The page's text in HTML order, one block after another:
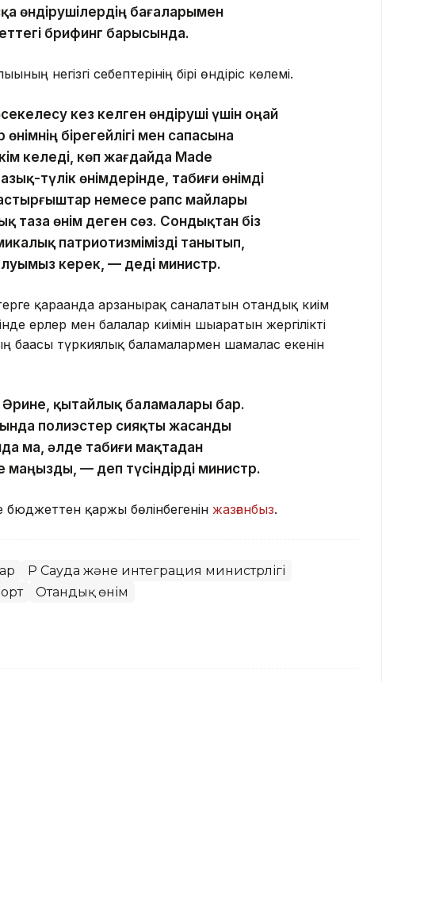
өндірушілердің бағаларымен
брифинг барысында.
негізгі себептерінің бірі өндіріс көлемі.
кез келген өндіруші үшін оңай
бірегейлігі мен сапасына
келеді, көп жағдайда Made
түлік өнімдерінде, табиғи өнімді
немесе рапс майлары
таза өнім деген сөз. Сондықтан біз
патриотизмімізді танытып,
керек, — деді министр.
қарағанда арзанырақ саналатын отандық киім
ерлер мен балалар киімін шығаратын жергілікті
бағасы түркиялық баламалармен шамалас екенін
қытайлық баламалары бар.
полиэстер сияқты жасанды
ма, әлде табиғи мақтадан
маңызды, — деп түсіндірді министр.
бюджеттен қаржы бөлінбегенін жазғанбыз.
ҚР Сауда және интеграция министрлігі
Отандық өнім